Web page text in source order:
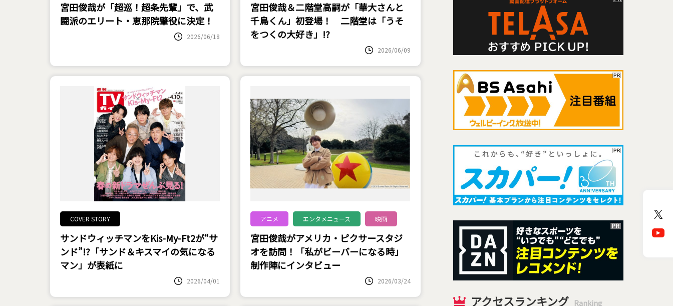
宮田俊哉が「超巡！超条先輩」で、武
闘派のエリート・恵那院肇役に決定！
2026/06/18
宮田俊哉＆二階堂高嗣が「華大さんと
千鳥くん」初登場！ 二階堂は「うそ
をつくの大好き」!?
2026/06/09
COVER STORY
サンドウィッチマンをKis-My-Ft2が“サ
ンド”!?「サンド＆キスマイの気になる
マン」が表紙に
2026/04/01
アニメ エンタメニュース 映画
宮田俊哉がアメリカ・ピクサースタジ
オを訪問！「私がビーバーになる時」
制作陣にインタビュー
2026/03/24
アクセスランキング Ranking